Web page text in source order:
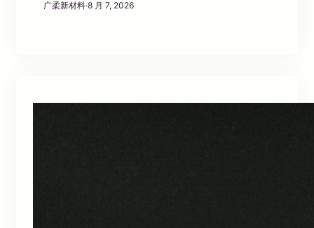
广柔新材料·8 月 7, 2026